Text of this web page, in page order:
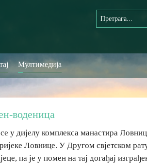
Мултимедија
воденица
у дијелу комплекса манастира
Ловнице. У Другом свјетском
па је у помен на тај догађај